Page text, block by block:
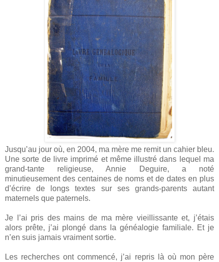
Jusqu’au jour où, en 2004, ma mère me remit un cahier bleu.
Une sorte de livre imprimé et même illustré dans lequel ma
grand-tante religieuse, Annie Deguire, a noté
minutieusement des centaines de noms et de dates en plus
d’écrire de longs textes sur ses grands-parents autant
maternels que paternels.
Je l’ai pris des mains de ma mère vieillissante et, j’étais
alors prête, j’ai plongé dans la généalogie familiale. Et je
n’en suis jamais vraiment sortie.
Les recherches ont commencé, j’ai repris là où mon père